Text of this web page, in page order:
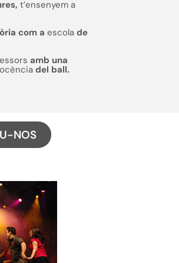
t’ensenyem a
com a escolade
amb una
del ball.
NOS